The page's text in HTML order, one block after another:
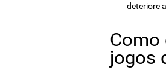
deteriore
Como
jogos